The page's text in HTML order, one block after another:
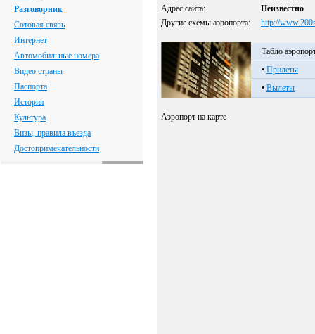
Разговорник
Сотовая связь
Интернет
Автомобильные номера
Видео страны
Паспорта
История
Культура
Визы, правила въезда
Достопримечательности
Адрес сайта:
Неизвестно
Другие схемы аэропорта:
http://
Табло
• Прилеты
• Вылеты
Аэропорт на карте